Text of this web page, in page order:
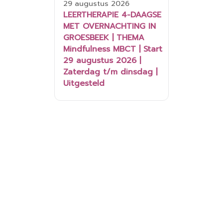
29 augustus 2026
LEERTHERAPIE 4-DAAGSE
MET OVERNACHTING IN
GROESBEEK | THEMA
Mindfulness MBCT | Start
29 augustus 2026 |
Zaterdag t/m dinsdag |
Uitgesteld